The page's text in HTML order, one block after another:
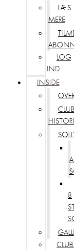
LÆS
MERE
LOG
IND
INSIDE
8